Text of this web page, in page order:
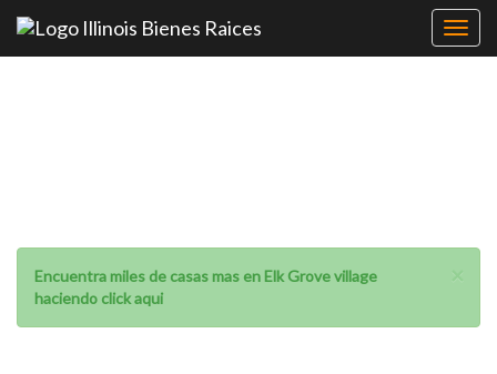
×
Encuentra miles de casas mas en Elk Grove village
haciendo click aqui